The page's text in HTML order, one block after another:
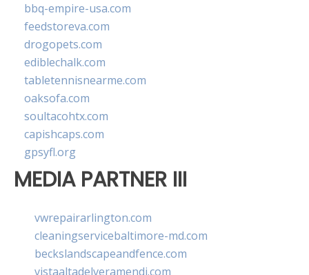
bbq-empire-usa.com
feedstoreva.com
drogopets.com
ediblechalk.com
tabletennisnearme.com
oaksofa.com
soultacohtx.com
capishcaps.com
gpsyfl.org
MEDIA PARTNER III
vwrepairarlington.com
cleaningservicebaltimore-md.com
beckslandscapeandfence.com
vistaaltadelveramendi.com